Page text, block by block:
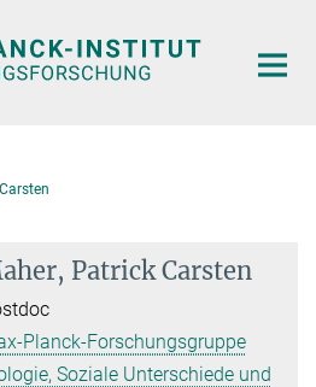
Patrick Carsten
Planck-Forschungsgruppe
Soziale Unterschiede und